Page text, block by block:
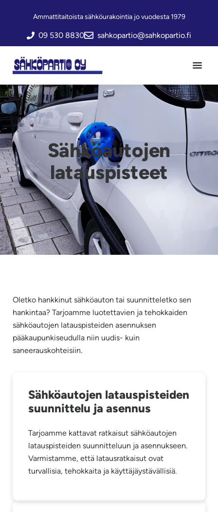
pääsisältöön
alatunnisteeseen
Ammattitaitoista sähköurakointia jo vuodesta 1979
09 530 8830 sahkopartio@sahkopartio.fi
Sähköpartio
Oy
Monipuoliset
sähköurakointipalvelut
vuodesta
1979!
Sähköautojen
latauspisteet
Oletko hankkinut sähköauton tai suunnitteletko sen
hankintaa? Tarjoamme luotettavien ja tehokkaiden
sähköautojen latauspisteiden asennuksen
pääkaupunkiseudulla niin uudis- kuin
saneerauskohteisiin.
Sähköautojen latauspisteiden
suunnittelu ja asennus
Tarjoamme kattavat ratkaisut sähköautojen
latauspisteiden suunnitteluun ja asennukseen.
Varmistamme, että latausratkaisut ovat
turvallisia, tehokkaita ja käyttäjäystävällisiä.